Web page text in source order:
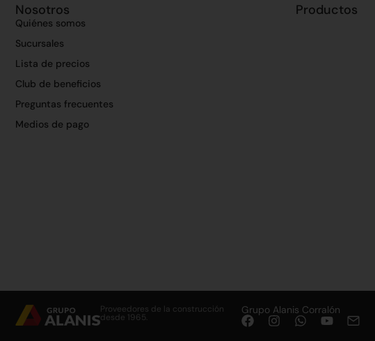
Nosotros
Quiénes somos
Sucursales
Lista de precios
Club de beneficios
Preguntas frecuentes
Medios de pago
Productos
Proveedores de la construcción
desde 1965.
Grupo Alanis Corralón